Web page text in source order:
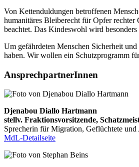
Von Kettenduldungen betroffenen
humanitäres Bleiberecht für Opfer
beachtet. Das Kindeswohl wird
Um gefährdeten Menschen Sicherheit
haben. Wir wollen ein Schutzprogramm
AnsprechpartnerInnen
Djenabou Diallo Hartmann
stellv. Fraktionsvorsitzende,
Sprecherin für Migration, Geflüchtete und
MdL-Detailseite